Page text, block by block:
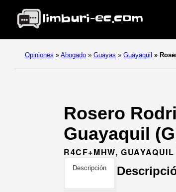
Opiniones » Abogado » Guayas » Guayaquil »
Rosero
Guayaquil
R4CF+MHW,
Descripción